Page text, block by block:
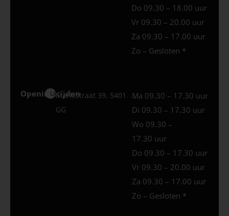
Do 09.30 – 18.00 uur
Vr 09.30 – 20.00 uur
Za 09.30 – 17.00 uur
Zo – Gesloten *
Openingstijden
Uden
Marktstraat 39, 5401
GG
Ma 09.30 – 17.30 uur
Di 09.30 – 17.30 uur
Wo 09.30 –
17.30 uur
Do 09.30 – 17.30 uur
Vr 09.30 – 20.00 uur
Za 09.30 – 17.00 uur
Zo – Gesloten *